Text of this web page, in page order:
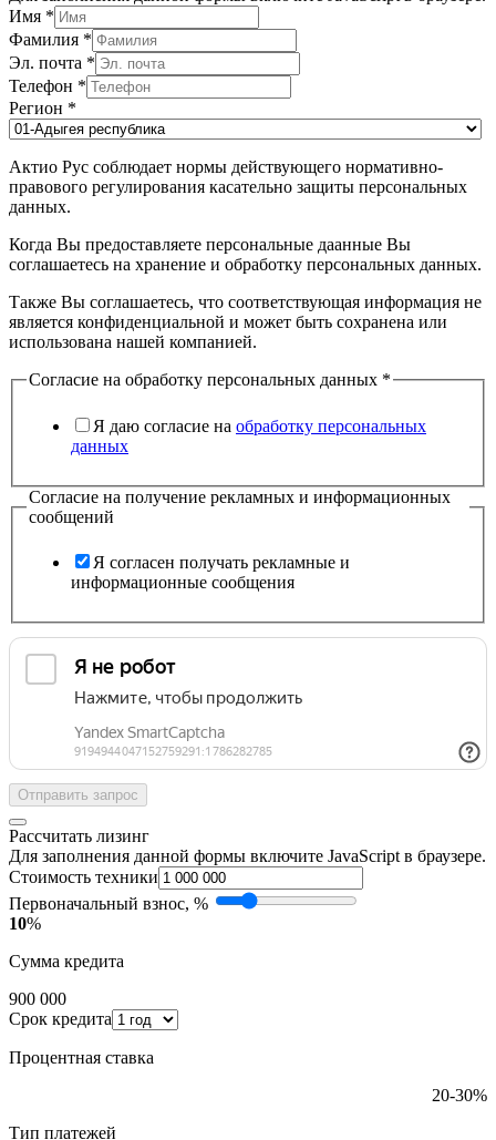
Имя *
Фамилия *
Эл. почта *
Телефон *
Регион *
Актио Рус соблюдает нормы действующего нормативно-
правового регулирования касательно защиты персональных
данных.
Когда Вы предоставляете персональные даанные Вы
соглашаетесь на хранение и обработку персональных данных.
Также Вы соглашаетесь, что соответствующая информация не
является конфиденциальной и может быть сохранена или
использована нашей компанией.
Согласие на обработку персональных данных *
Я даю согласие на обработку персональных
данных
Согласие на получение рекламных и информационных
сообщений
Я согласен получать рекламные и
информационные сообщения
Отправить запрос
Рассчитать лизинг
Для заполнения данной формы включите JavaScript в браузере.
Стоимость техники
Первоначальный взнос, %
10%
Сумма кредита
900 000
Срок кредита
Процентная ставка
20-30%
Тип платежей